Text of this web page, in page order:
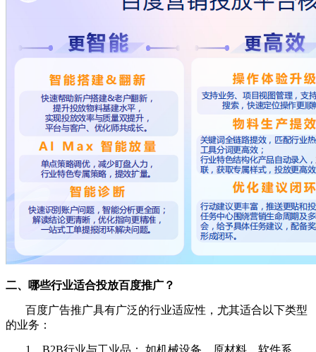
二、哪些行业适合投放百度推广？
百度广告推广具有广泛的行业适应性，尤其适合以下类型
的业务：